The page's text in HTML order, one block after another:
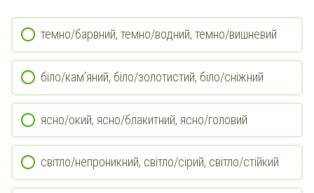
темно/барвний, темно/водний, темно/вишневий
біло/кам’яний, біло/золотистий, біло/сніжний
ясно/окий, ясно/блакитний, ясно/головий
світло/непроникний, світло/сірий, світло/стійкий